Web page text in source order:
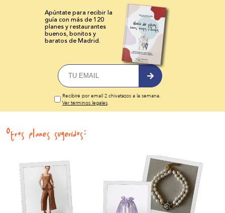
Apúntate para recibir la
guía con más de 120
planes y restaurantes
buenos, bonitos y
baratos de Madrid.
Recibiré por email 2 chivatazos a la semana.
Ver términos legales.
Otros planes sugeridos: